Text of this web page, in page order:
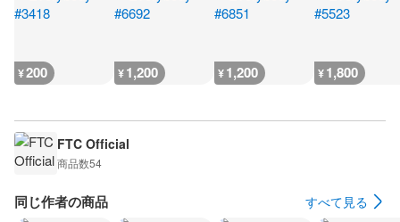
¥200 ¥1,200 ¥1,200 ¥1,800
FTC Official
商品数54
同じ作者の商品 すべて見る